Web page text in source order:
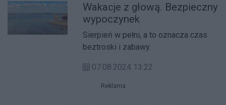
Wakacje z głową. Bezpieczny
wypoczynek
Sierpień w pełni, a to oznacza czas
beztroski i zabawy.
07.08.2024 13:22
Reklama